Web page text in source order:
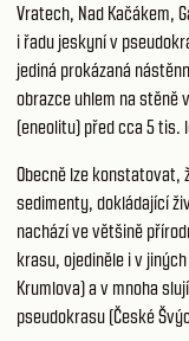
Vratech, Nad Kačákem,
i řadu jeskyní v
jediná prokázaná
obrazce uhlem na stěně
(eneolitu) před cca 5 tis.
Obecně lze konstatovat,
sedimenty, dokládající
nachází ve většině
krasu, ojediněle i v
Krumlova) a v mnoha
pseudokrasu (České